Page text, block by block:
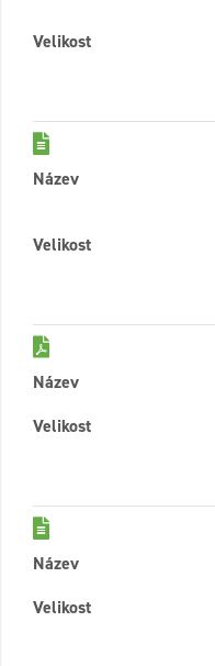
Velikost
Název
Velikost
Název
Velikost
Název
Velikost